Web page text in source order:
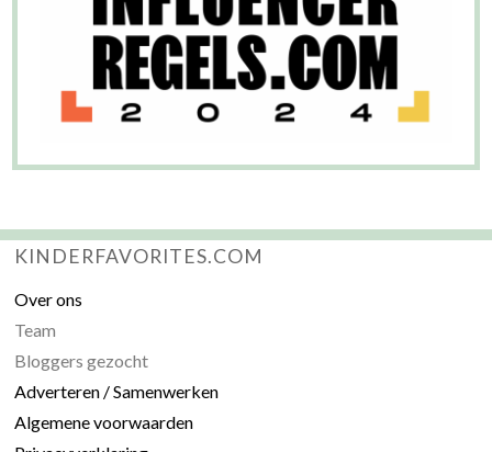
KINDERFAVORITES.COM
Over ons
Team
Bloggers gezocht
Adverteren / Samenwerken
Algemene voorwaarden